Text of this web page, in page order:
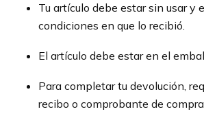
Tu artículo debe estar sin usar y
condiciones en que lo recibió.
El artículo debe estar en el
Para completar tu devolución,
recibo o comprobante de